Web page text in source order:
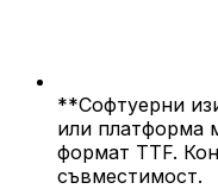
**Софтуерни
или платформа
формат TTF.
съвместимост.